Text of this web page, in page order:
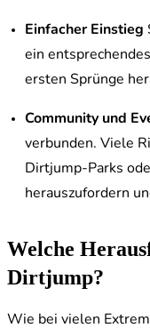
Einfacher Einstieg
ein
ersten Sprünge
Community und
verbunden. Viele
Dirtjump-Parks
herauszufordern
Welche
Dirtjump?
Wie bei vielen